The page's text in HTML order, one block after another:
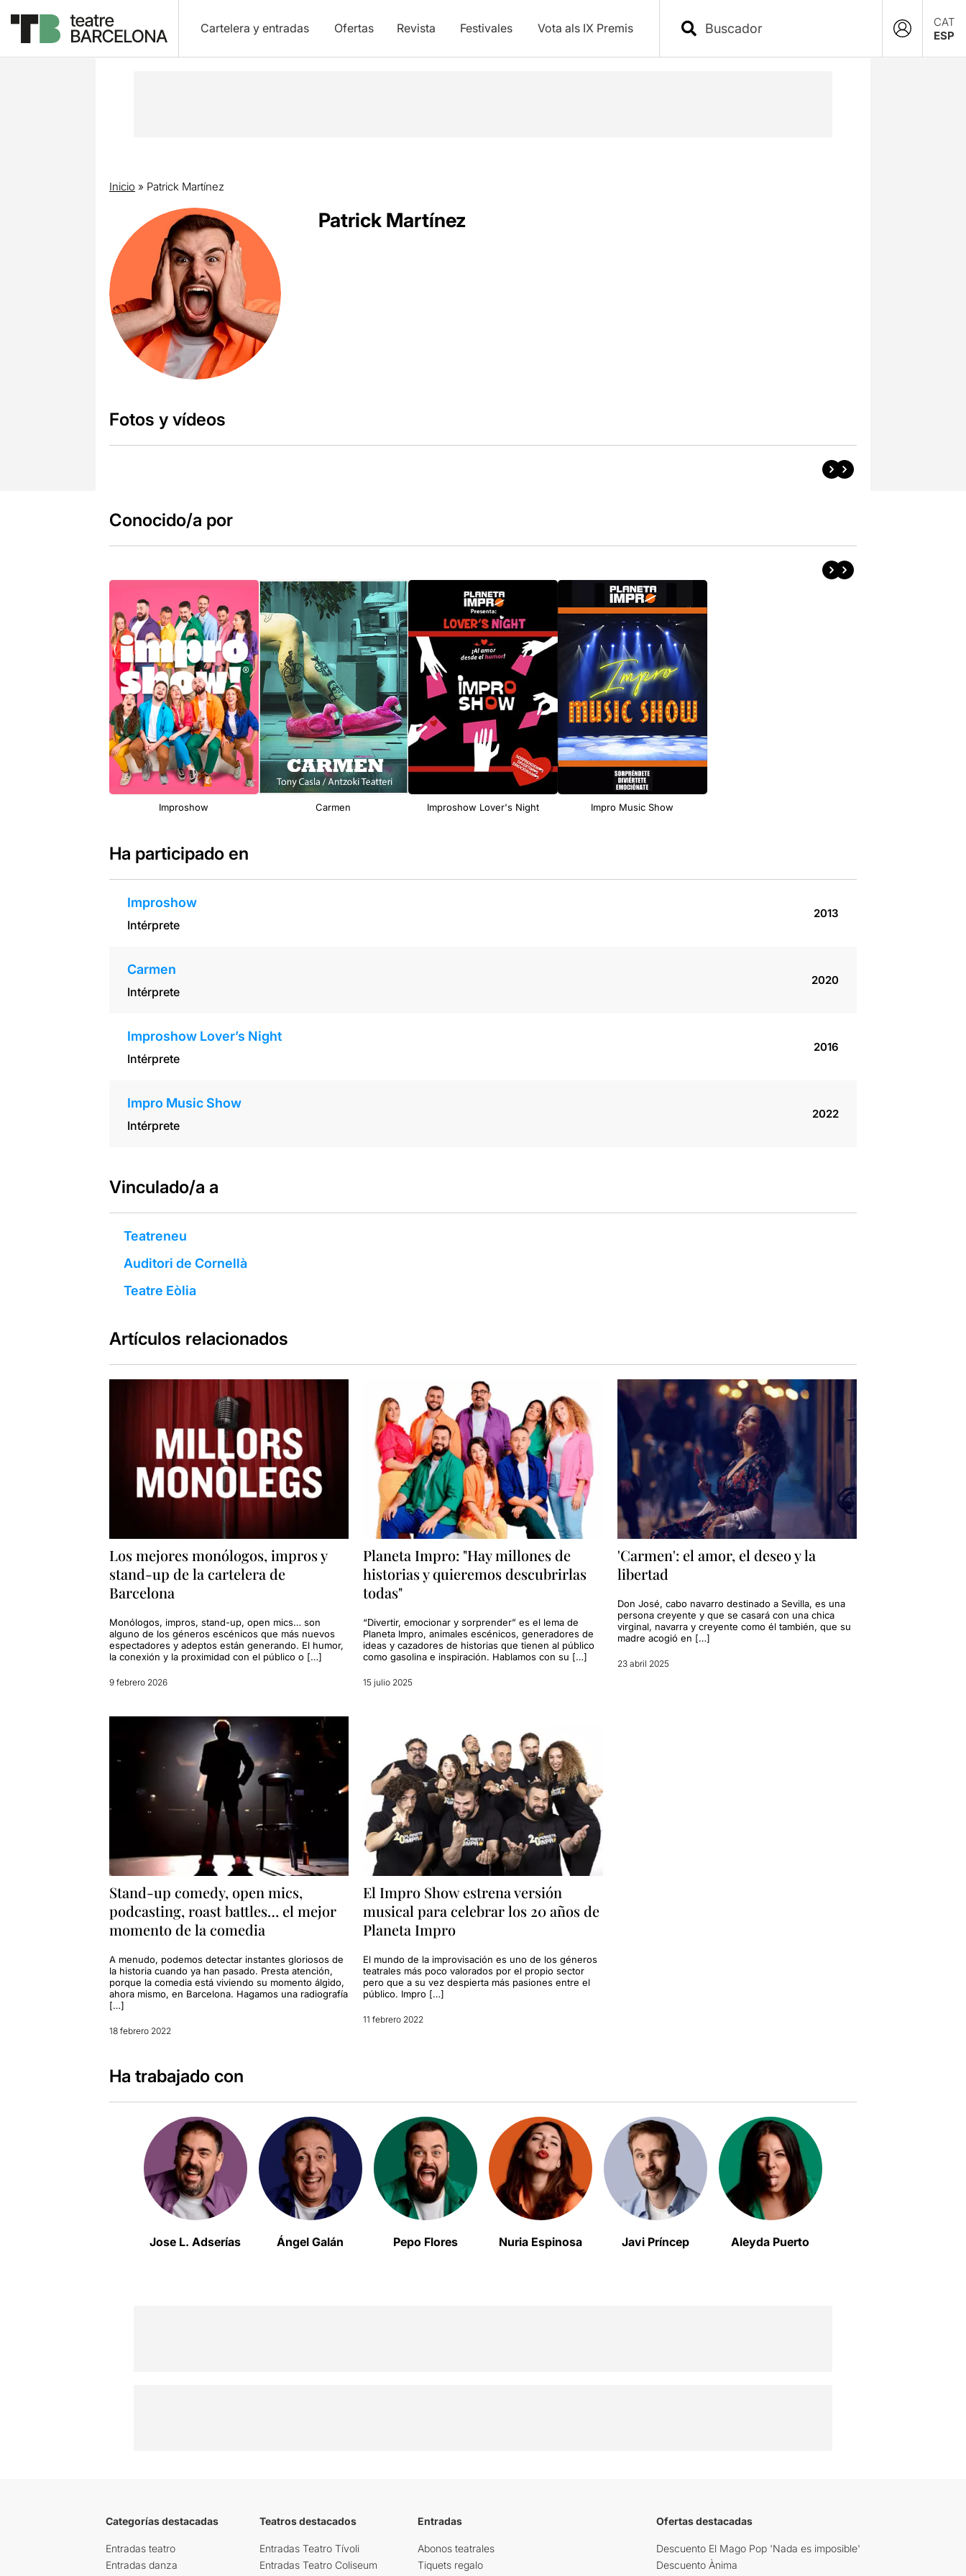
Cartelera y entradas Ofertas Revista Festivales Vota als IX Premis
CAT
ESP
Inicio » Patrick Martínez
Patrick Martínez
Fotos y vídeos
Conocido/a por
Improshow Carmen Improshow Lover's Night Impro Music Show
Ha participado en
Improshow
Intérprete
2013
Carmen
Intérprete
2020
Improshow Lover’s Night
Intérprete
2016
Impro Music Show
Intérprete
2022
Vinculado/a a
Teatreneu
Auditori de Cornellà
Teatre Eòlia
Artículos relacionados
Los mejores monólogos, impros y
stand-up de la cartelera de
Barcelona
Monólogos, impros, stand-up, open mics… son
alguno de los géneros escénicos que más nuevos
espectadores y adeptos están generando. El humor,
la conexión y la proximidad con el público o […]
9 febrero 2026
Planeta Impro: "Hay millones de
historias y quieremos descubrirlas
todas"
“Divertir, emocionar y sorprender” es el lema de
Planeta Impro, animales escénicos, generadores de
ideas y cazadores de historias que tienen al público
como gasolina e inspiración. Hablamos con su […]
15 julio 2025
'Carmen': el amor, el deseo y la
libertad
Don José, cabo navarro destinado a Sevilla, es una
persona creyente y que se casará con una chica
virginal, navarra y creyente como él también, que su
madre acogió en […]
23 abril 2025
Stand-up comedy, open mics,
podcasting, roast battles… el mejor
momento de la comedia
A menudo, podemos detectar instantes gloriosos de
la historia cuando ya han pasado. Presta atención,
porque la comedia está viviendo su momento álgido,
ahora mismo, en Barcelona. Hagamos una radiografía
[…]
18 febrero 2022
El Impro Show estrena versión
musical para celebrar los 20 años de
Planeta Impro
El mundo de la improvisación es uno de los géneros
teatrales más poco valorados por el propio sector
pero que a su vez despierta más pasiones entre el
público. Impro […]
11 febrero 2022
Ha trabajado con
Jose L. Adserías Ángel Galán Pepo Flores Nuria Espinosa Javi Príncep Aleyda Puerto
Categorías destacadas
Entradas teatro
Entradas danza
Teatros destacados
Entradas Teatro Tívoli
Entradas Teatro Coliseum
Entradas
Abonos teatrales
Tiquets regalo
Ofertas destacadas
Descuento El Mago Pop 'Nada es imposible'
Descuento Ànima